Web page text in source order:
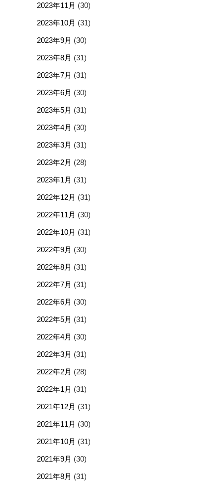
2023年11月 (30)
2023年10月 (31)
2023年9月 (30)
2023年8月 (31)
2023年7月 (31)
2023年6月 (30)
2023年5月 (31)
2023年4月 (30)
2023年3月 (31)
2023年2月 (28)
2023年1月 (31)
2022年12月 (31)
2022年11月 (30)
2022年10月 (31)
2022年9月 (30)
2022年8月 (31)
2022年7月 (31)
2022年6月 (30)
2022年5月 (31)
2022年4月 (30)
2022年3月 (31)
2022年2月 (28)
2022年1月 (31)
2021年12月 (31)
2021年11月 (30)
2021年10月 (31)
2021年9月 (30)
2021年8月 (31)